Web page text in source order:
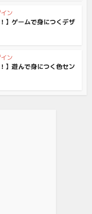
ン
】ゲームで身につくデザ
ン
】遊んで身につく色セン